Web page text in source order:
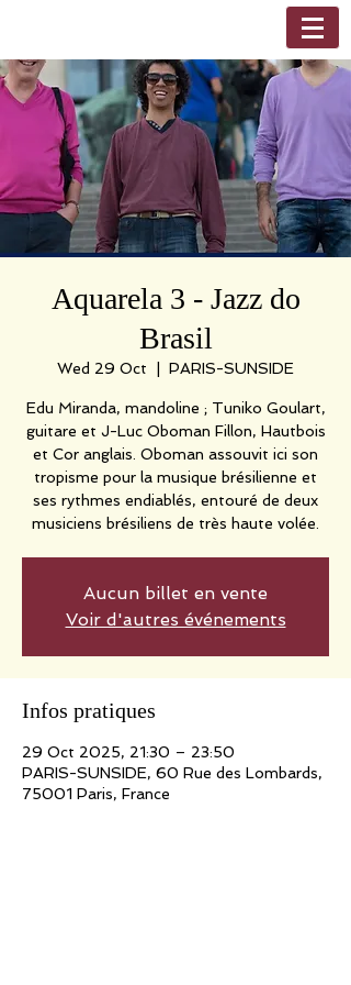
Aquarela 3 - Jazz do
Brasil
Wed 29 Oct PARIS-SUNSIDE
Edu Miranda, mandoline ; Tuniko Goulart,
guitare et J-Luc Oboman Fillon, Hautbois
et Cor anglais. Oboman assouvit ici son
tropisme pour la musique brésilienne et
ses rythmes endiablés, entouré de deux
musiciens brésiliens de très haute volée.
Aucun billet en vente
Voir d'autres événements
Infos pratiques
29 Oct 2025, 21:30 – 23:50
PARIS-SUNSIDE, 60 Rue des Lombards,
75001 Paris, France